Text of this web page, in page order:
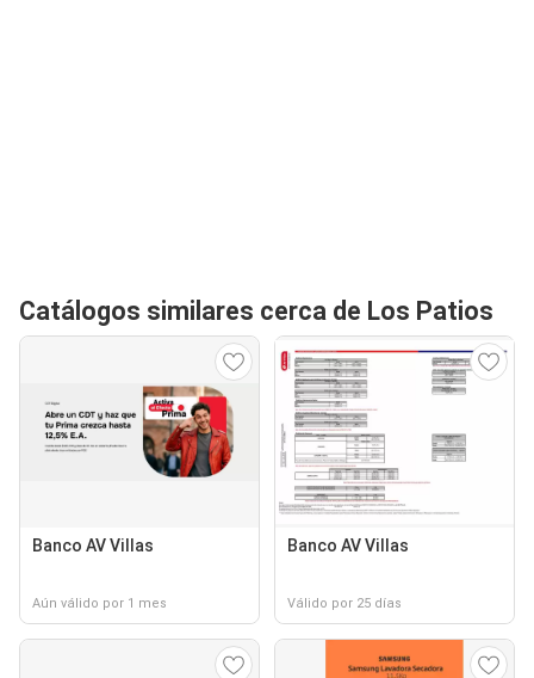
Catálogos similares cerca de Los Patios
Banco AV Villas
Aún válido por 1 mes
Banco AV Villas
Válido por 25 días